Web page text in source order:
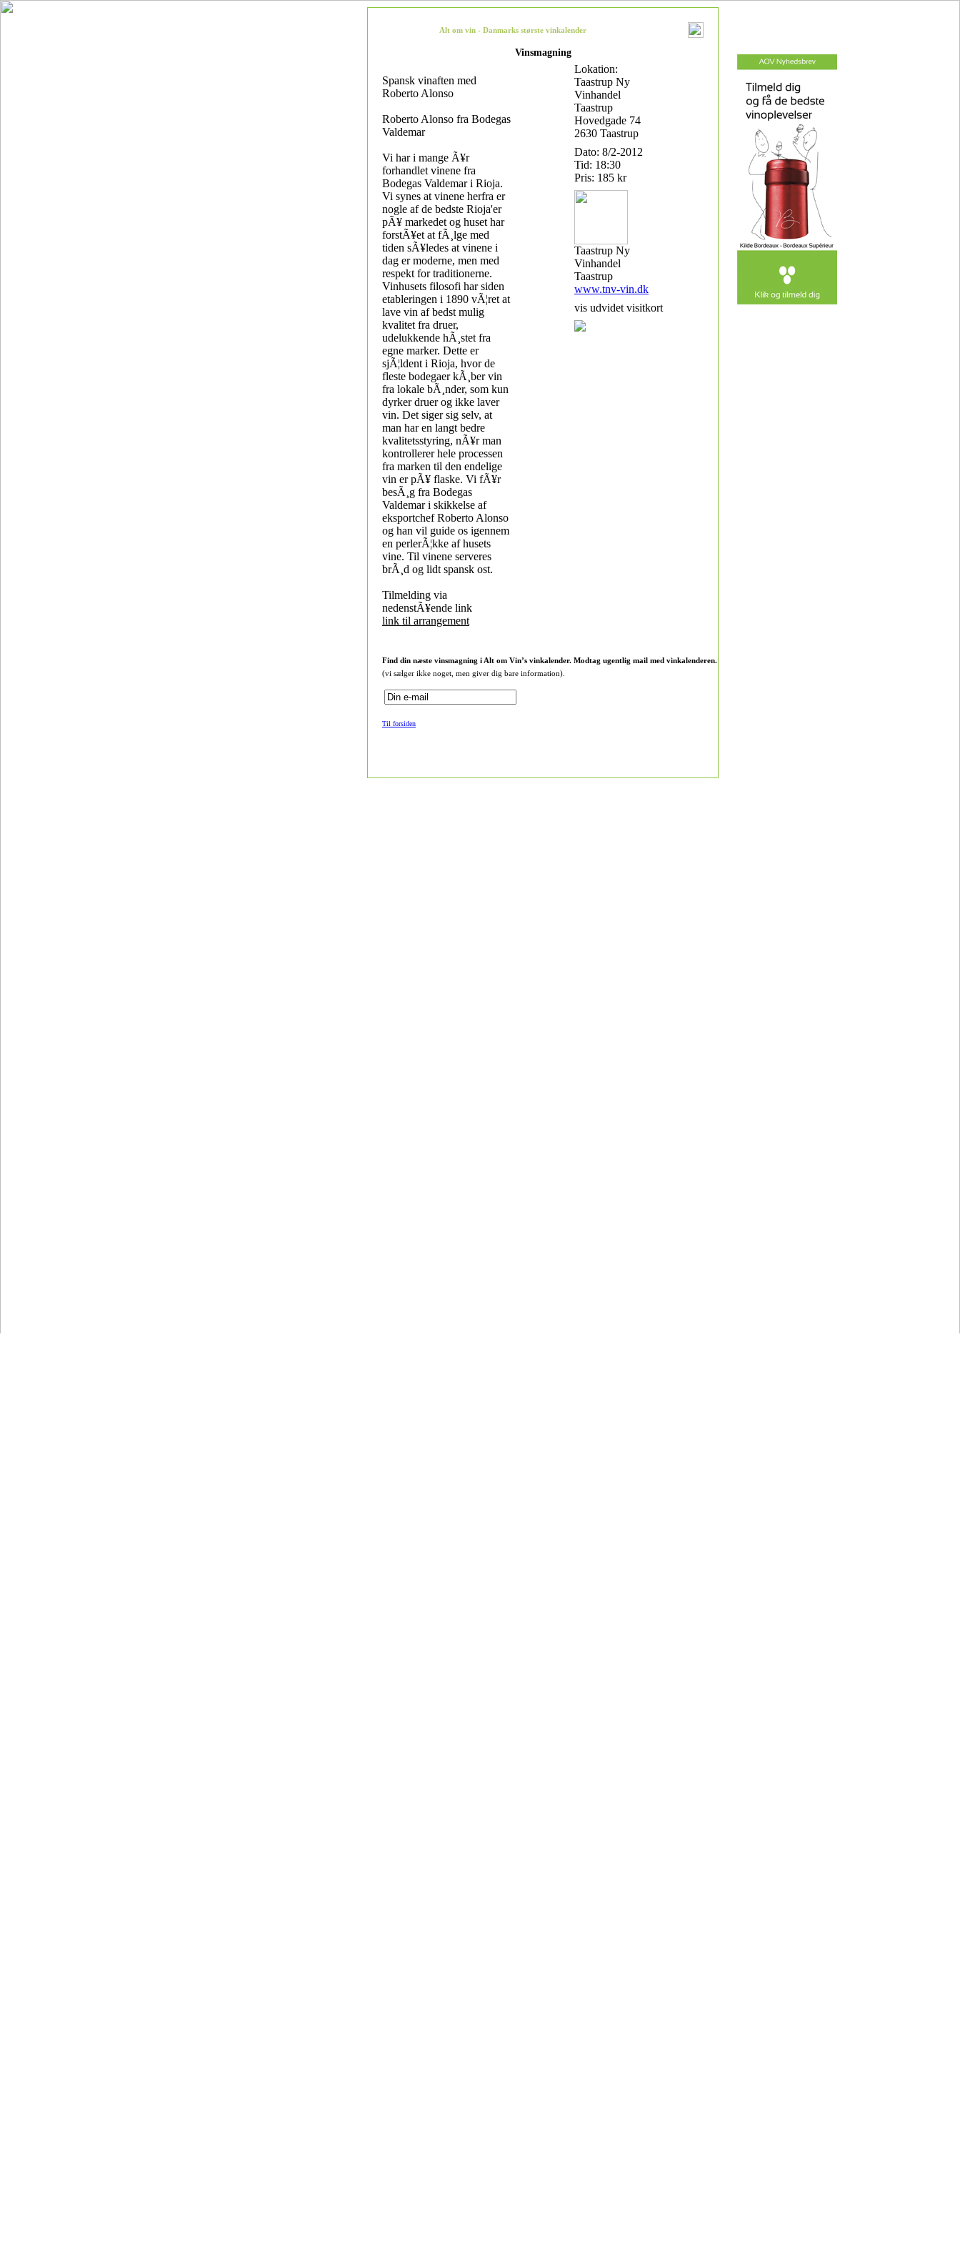
Alt om vin - Danmarks største vinkalender
Vinsmagning
Spansk vinaften med
Roberto Alonso
Roberto Alonso fra Bodegas
Valdemar
Vi har i mange Ã¥r
forhandlet vinene fra
Bodegas Valdemar i Rioja.
Vi synes at vinene herfra er
nogle af de bedste Rioja'er
pÃ¥ markedet og huset har
forstÃ¥et at fÃ¸lge med
tiden sÃ¥ledes at vinene i
dag er moderne, men med
respekt for traditionerne.
Vinhusets filosofi har siden
etableringen i 1890 vÃ¦ret at
lave vin af bedst mulig
kvalitet fra druer,
udelukkende hÃ¸stet fra
egne marker. Dette er
sjÃ¦ldent i Rioja, hvor de
fleste bodegaer kÃ¸ber vin
fra lokale bÃ¸nder, som kun
dyrker druer og ikke laver
vin. Det siger sig selv, at
man har en langt bedre
kvalitetsstyring, nÃ¥r man
kontrollerer hele processen
fra marken til den endelige
vin er pÃ¥ flaske. Vi fÃ¥r
besÃ¸g fra Bodegas
Valdemar i skikkelse af
eksportchef Roberto Alonso
og han vil guide os igennem
en perlerÃ¦kke af husets
vine. Til vinene serveres
brÃ¸d og lidt spansk ost.
Tilmelding via
nedenstÃ¥ende link
link til arrangement
Lokation:
Taastrup Ny
Vinhandel
Taastrup
Hovedgade 74
2630 Taastrup
Dato: 8/2-2012
Tid: 18:30
Pris: 185 kr
Taastrup Ny
Vinhandel
Taastrup
www.tnv-vin.dk
vis udvidet visitkort
Find din næste vinsmagning i Alt om Vin’s vinkalender. Modtag ugentlig mail med vinkalenderen.
(vi sælger ikke noget, men giver dig bare information).
Til forsiden